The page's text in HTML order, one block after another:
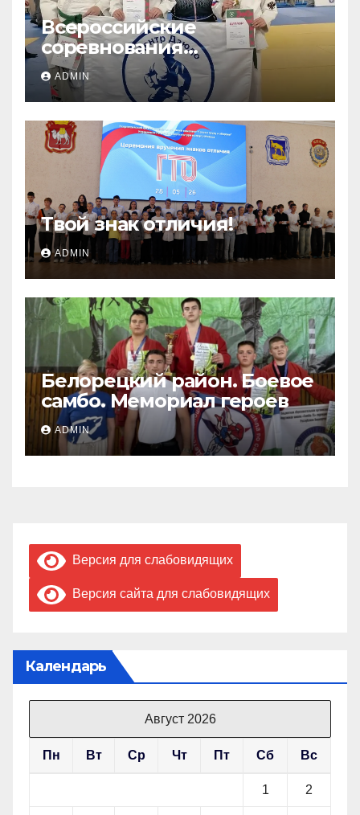
Всероссийские
соревнования
«ЛОКОДЗЮДО»!
ADMIN
Твой знак отличия!
ADMIN
Белорецкий район. Боевое
самбо. Мемориал героев
ADMIN
Версия для слабовидящих
Версия сайта для слабовидящих
Календарь
Август 2026
Пн Вт Ср Чт Пт Сб Вс
1 2